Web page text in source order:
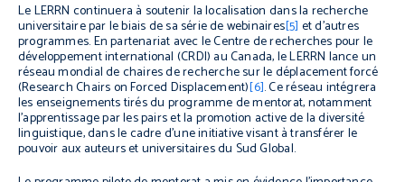
Le LERRN continuera à soutenir la localisation dans la recherche
universitaire par le biais de sa série de webinaires[5] et d’autres
programmes. En partenariat avec le Centre de recherches pour le
développement international (CRDI) au Canada, le LERRN lance un
réseau mondial de chaires de recherche sur le déplacement forcé
(Research Chairs on Forced Displacement)[6]. Ce réseau intégrera
les enseignements tirés du programme de mentorat, notamment
l’apprentissage par les pairs et la promotion active de la diversité
linguistique, dans le cadre d’une initiative visant à transférer le
pouvoir aux auteurs et universitaires du Sud Global.